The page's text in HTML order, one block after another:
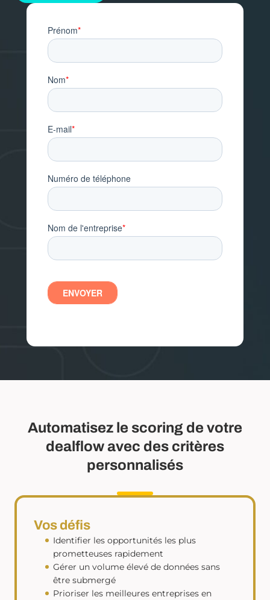
Automatisez le scoring de votre
dealflow avec des critères
personnalisés
Vos défis
Identifier les opportunités les plus
prometteuses rapidement
Gérer un volume élevé de données sans
être submergé
Prioriser les meilleures entreprises en